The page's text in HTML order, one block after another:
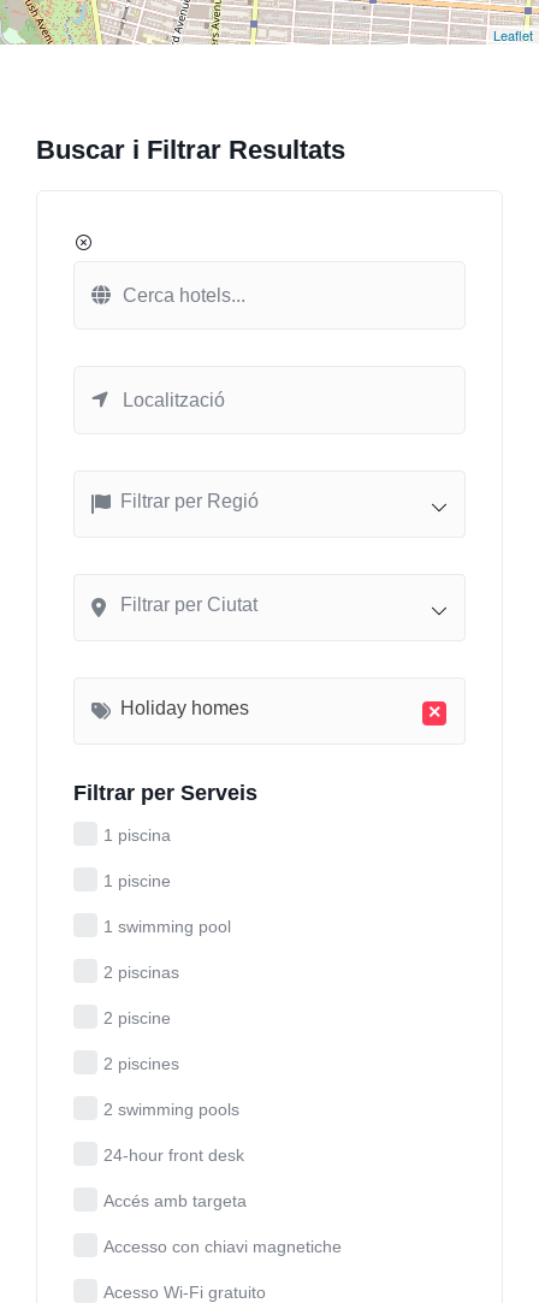
Leaflet
Buscar i Filtrar Resultats
Filtrar per Regió
Filtrar per Ciutat
×
Holiday homes
Filtrar per Serveis
1 piscina
1 piscine
1 swimming pool
2 piscinas
2 piscine
2 piscines
2 swimming pools
24-hour front desk
Accés amb targeta
Accesso con chiavi magnetiche
Acesso Wi-Fi gratuito